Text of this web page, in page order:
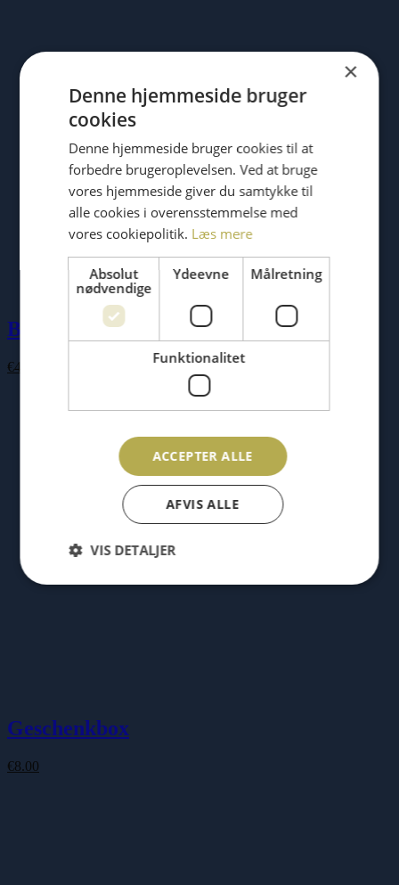
Buddha Board
€43.00
Geschenkbox
€8.00
×
Denne hjemmeside bruger
cookies
Denne hjemmeside bruger cookies til at
forbedre brugeroplevelsen. Ved at bruge
vores hjemmeside giver du samtykke til
alle cookies i overensstemmelse med
vores cookiepolitik. Læs mere
Absolut
nødvendige
Ydeevne Målretning
Funktionalitet
ACCEPTER ALLE
AFVIS ALLE
VIS DETALJER